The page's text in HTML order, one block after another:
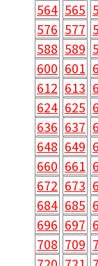
564 565
576 577
588 589
600 601
612 613
624 625
636 637
648 649
660 661
672 673
684 685
696 697
708 709